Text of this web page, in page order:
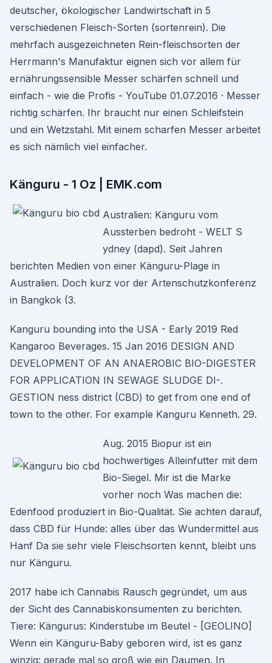
deutscher, ökologischer Landwirtschaft in 5
verschiedenen Fleisch-Sorten (sortenrein). Die
mehrfach ausgezeichneten Rein-fleischsorten der
Herrmann's Manufaktur eignen sich vor allem für
ernährungssensible Messer schärfen schnell und
einfach - wie die Profis - YouTube 01.07.2016 · Messer
richtig schärfen. Ihr braucht nur einen Schleifstein
und ein Wetzstahl. Mit einem scharfen Messer arbeitet
es sich nämlich viel einfacher.
Känguru - 1 Oz | EMK.com
Australien: Känguru vom
Aussterben bedroht - WELT S
ydney (dapd). Seit Jahren
berichten Medien von einer Känguru-Plage in
Australien. Doch kurz vor der Artenschutzkonferenz
in Bangkok (3.
Kanguru bounding into the USA - Early 2019 Red
Kangaroo Beverages. 15 Jan 2016 DESIGN AND
DEVELOPMENT OF AN ANAEROBIC BIO-DIGESTER
FOR APPLICATION IN SEWAGE SLUDGE DI-.
GESTION ness district (CBD) to get from one end of
town to the other. For example Kanguru Kenneth. 29.
Aug. 2015 Biopur ist ein
hochwertiges Alleinfutter mit dem
Bio-Siegel. Mir ist die Marke
vorher noch Was machen die:
Edenfood produziert in Bio-Qualität. Sie achten darauf,
dass CBD für Hunde: alles über das Wundermittel aus
Hanf Da sie sehr viele Fleischsorten kennt, bleibt uns
nur Känguru.
2017 habe ich Cannabis Rausch gegründet, um aus
der Sicht des Cannabiskonsumenten zu berichten.
Tiere: Kängurus: Kinderstube im Beutel - [GEOLINO]
Wenn ein Känguru-Baby geboren wird, ist es ganz
winzig: gerade mal so groß wie ein Daumen. In